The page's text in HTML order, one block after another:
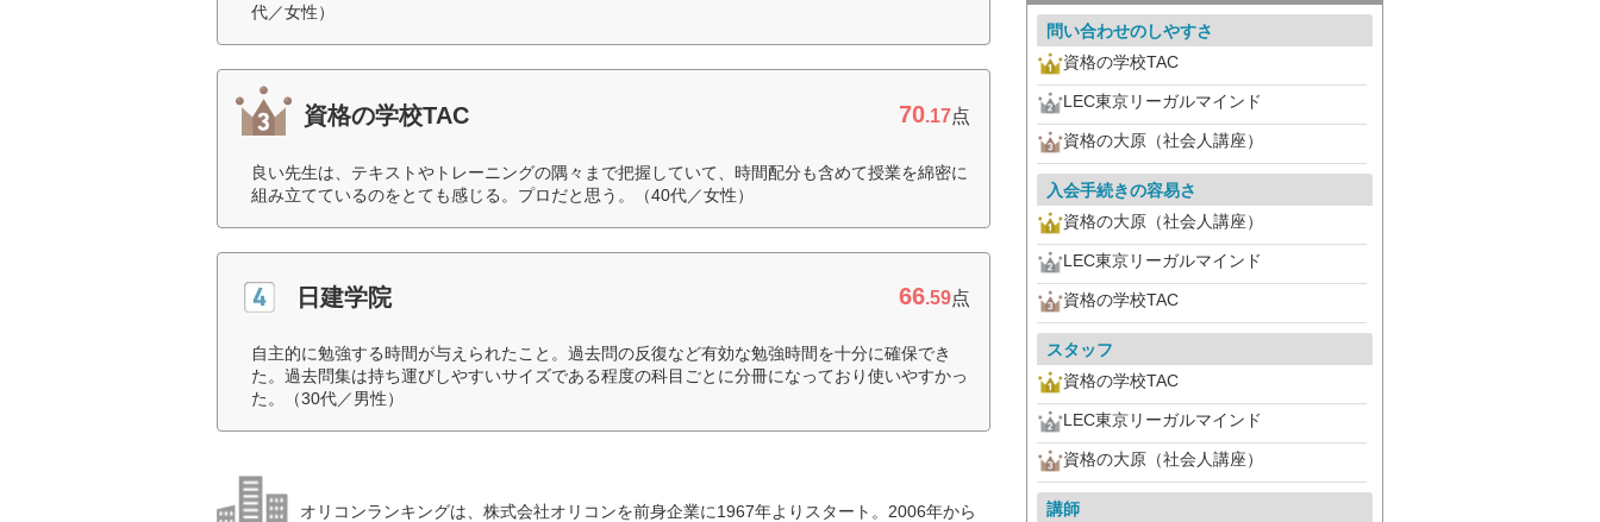
代／女性）
資格の学校TAC 70.17点
良い先生は、テキストやトレーニングの隅々まで把握していて、時間配分も含めて授業を綿密に
組み立てているのをとても感じる。プロだと思う。（40代／女性）
日建学院 66.59点
自主的に勉強する時間が与えられたこと。過去問の反復など有効な勉強時間を十分に確保でき
た。過去問集は持ち運びしやすいサイズである程度の科目ごとに分冊になっており使いやすかっ
た。（30代／男性）
オリコンランキングは、株式会社オリコンを前身企業に1967年よりスタート。2006年から
問い合わせのしやすさ
資格の学校TAC
LEC東京リーガルマインド
資格の大原（社会人講座）
入会手続きの容易さ
資格の大原（社会人講座）
LEC東京リーガルマインド
資格の学校TAC
スタッフ
資格の学校TAC
LEC東京リーガルマインド
資格の大原（社会人講座）
講師